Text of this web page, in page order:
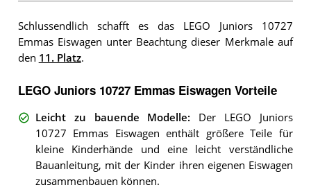
Schlussendlich schafft es das LEGO Juniors 10727
Emmas Eiswagen unter Beachtung dieser Merkmale auf
den 11. Platz.
LEGO Juniors 10727 Emmas Eiswagen Vorteile
Leicht zu bauende Modelle: Der LEGO Juniors
10727 Emmas Eiswagen enthält größere Teile für
kleine Kinderhände und eine leicht verständliche
Bauanleitung, mit der Kinder ihren eigenen Eiswagen
zusammenbauen können.